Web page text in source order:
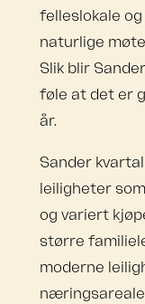
felleslokale
naturlige
Slik blir
føle at det er
år.
Sander
leiligheter
og variert
større
moderne